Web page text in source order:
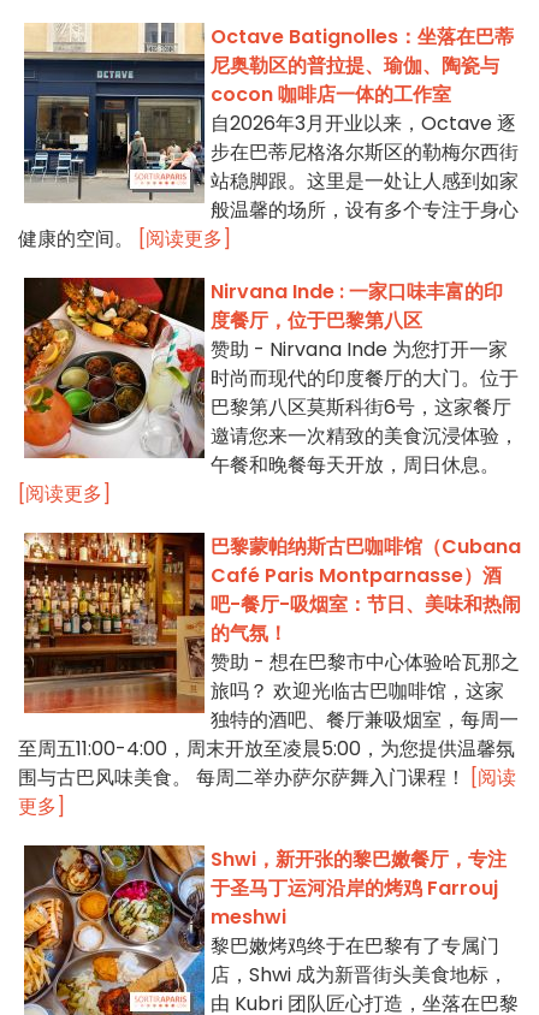
Octave Batignolles：坐落在巴蒂
尼奥勒区的普拉提、瑜伽、陶瓷与
cocon 咖啡店一体的工作室
自2026年3月开业以来，Octave 逐
步在巴蒂尼格洛尔斯区的勒梅尔西街
站稳脚跟。这里是一处让人感到如家
般温馨的场所，设有多个专注于身心
健康的空间。
[阅读更多]
Nirvana Inde : 一家口味丰富的印
度餐厅，位于巴黎第八区
赞助 - Nirvana Inde 为您打开一家
时尚而现代的印度餐厅的大门。位于
巴黎第八区莫斯科街6号，这家餐厅
邀请您来一次精致的美食沉浸体验，
午餐和晚餐每天开放，周日休息。
[阅读更多]
巴黎蒙帕纳斯古巴咖啡馆（Cubana
Café Paris Montparnasse）酒
吧-餐厅-吸烟室：节日、美味和热闹
的气氛！
赞助 - 想在巴黎市中心体验哈瓦那之
旅吗？ 欢迎光临古巴咖啡馆，这家
独特的酒吧、餐厅兼吸烟室，每周一
至周五11:00-4:00，周末开放至凌晨5:00，为您提供温馨氛
围与古巴风味美食。 每周二举办萨尔萨舞入门课程！
[阅读
更多]
Shwi，新开张的黎巴嫩餐厅，专注
于圣马丁运河沿岸的烤鸡 Farrouj
meshwi
黎巴嫩烤鸡终于在巴黎有了专属门
店，Shwi 成为新晋街头美食地标，
由 Kubri 团队匠心打造，坐落在巴黎